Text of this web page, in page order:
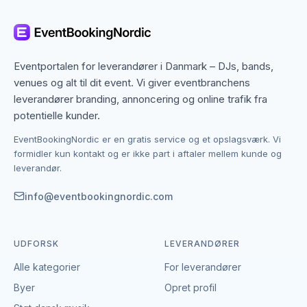
Odense, men også specialister fra nabobyer, der
hvis du har en bestemt stil, et bestemt budget eller en
speciel ramme i tankerne.
Kontakten foregår altid direkte mellem dig og den
EventBookingNordic er en åben portal – vi tager
hverken gebyr eller provision, og du laver aftalen på
præcisere leverancen og indgå en aftale, der passer
Eventportalen for leverandører i Danmark – DJs, bands,
venues og alt til dit event. Vi giver eventbranchens
leverandører branding, annoncering og online trafik fra
potentielle kunder.
EventBookingNordic er en gratis service og et opslagsværk. Vi
formidler kun kontakt og er ikke part i aftaler mellem kunde og
leverandør.
info@eventbookingnordic.com
UDFORSK
Alle kategorier
Byer
LEVERANDØRER
For leverandører
Opret profil